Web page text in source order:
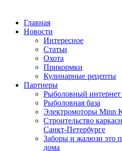
Главная
Новости
Интересное
Статьи
Охота
Прикормки
Кулинарные рецепты
Партнеры
Рыболовный интернет
Рыболовная база
Электромоторы Minn
Строительство
Санкт-Петербурге
Заборы и жалюзи это
дома